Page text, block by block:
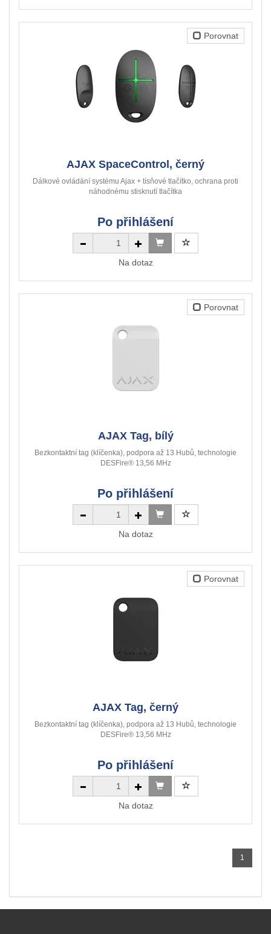
Porovnat
AJAX SpaceControl, černý
Dálkové ovládání systému Ajax + tísňové tlačítko, ochrana proti
náhodnému stisknutí tlačítka
Po přihlášení
Na dotaz
Porovnat
AJAX Tag, bílý
Bezkontaktní tag (klíčenka), podpora až 13 Hubů, technologie
DESFire® 13,56 MHz
Po přihlášení
Na dotaz
Porovnat
AJAX Tag, černý
Bezkontaktní tag (klíčenka), podpora až 13 Hubů, technologie
DESFire® 13,56 MHz
Po přihlášení
Na dotaz
1